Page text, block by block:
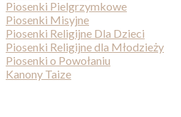
Piosenki Pielgrzymkowe
Piosenki Misyjne
Piosenki Religijne Dla Dzieci
Piosenki Religijne dla Młodzieży
Piosenki o Powołaniu
Kanony Taize